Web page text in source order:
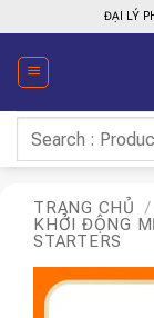
qua
nội
dung
ĐẠI LÝ
kiếm:
TRANG CHỦ /
KHỞI ĐỘNG
STARTERS